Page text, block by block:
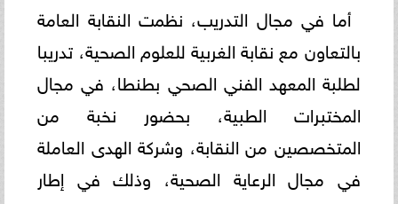
أما في مجال التدريب، نظمت النقابة العامة
بالتعاون مع نقابة الغربية للعلوم الصحية، تدريبا
لطلبة المعهد الفني الصحي بطنطا، في مجال
المختبرات الطبية، بحضور نخبة من
المتخصصين من النقابة، وشركة الهدى العاملة
في مجال الرعاية الصحية، وذلك في إطار